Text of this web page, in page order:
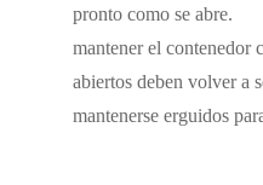
pronto como se abre.
mantener el contenedor
abiertos deben volver a
mantenerse erguidos